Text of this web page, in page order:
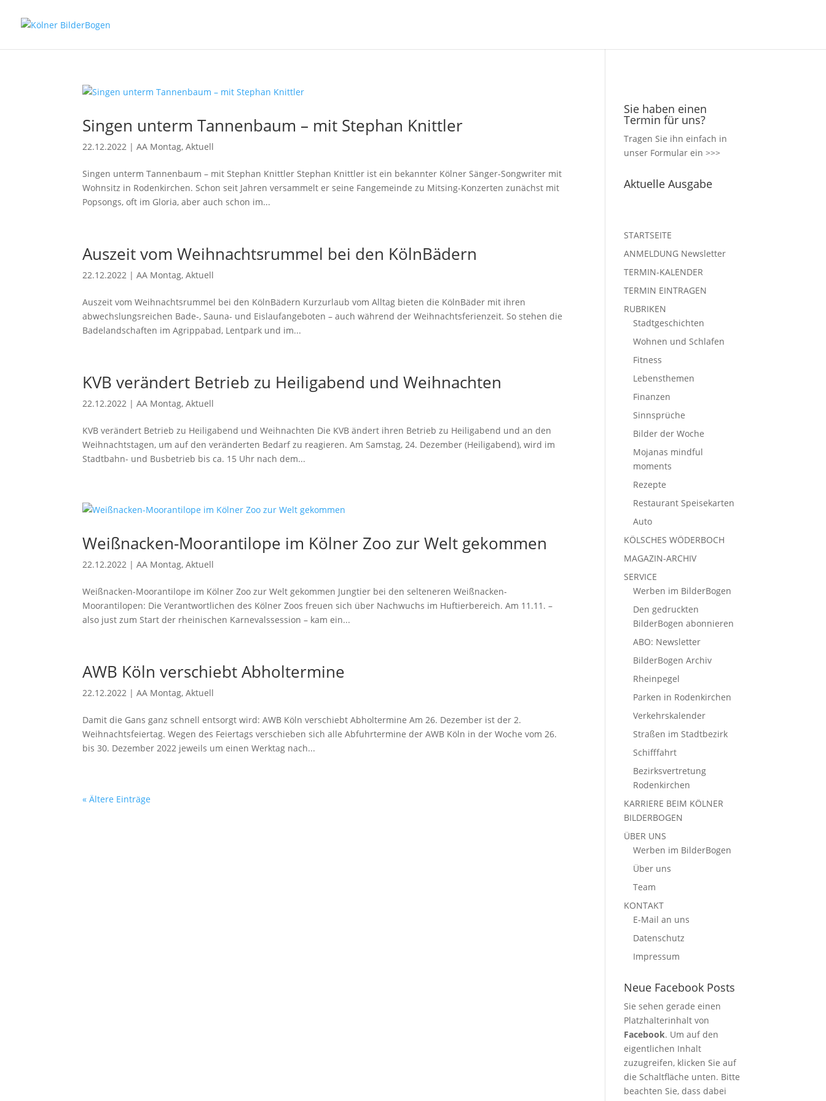
Singen unterm Tannenbaum – mit Stephan Knittler
22.12.2022 |AA Montag,Aktuell
Singen unterm Tannenbaum – mit Stephan Knittler Stephan Knittler ist ein bekannter Kölner Sänger-Songwriter mit
Wohnsitz in Rodenkirchen. Schon seit Jahren versammelt er seine Fangemeinde zu Mitsing-Konzerten zunächst mit
Popsongs, oft im Gloria, aber auch schon im...
Auszeit vom Weihnachtsrummel bei den KölnBädern
22.12.2022 |AA Montag,Aktuell
Auszeit vom Weihnachtsrummel bei den KölnBädern Kurzurlaub vom Alltag bieten die KölnBäder mit ihren
abwechslungsreichen Bade-, Sauna- und Eislaufangeboten – auch während der Weihnachtsferienzeit. So stehen die
Badelandschaften im Agrippabad, Lentpark und im...
KVB verändert Betrieb zu Heiligabend und Weihnachten
22.12.2022 |AA Montag,Aktuell
KVB verändert Betrieb zu Heiligabend und Weihnachten Die KVB ändert ihren Betrieb zu Heiligabend und an den
Weihnachtstagen, um auf den veränderten Bedarf zu reagieren. Am Samstag, 24. Dezember (Heiligabend), wird im
Stadtbahn- und Busbetrieb bis ca. 15 Uhr nach dem...
Weißnacken-Moorantilope im Kölner Zoo zur Welt gekommen
22.12.2022 |AA Montag,Aktuell
Weißnacken-Moorantilope im Kölner Zoo zur Welt gekommen Jungtier bei den selteneren Weißnacken-
Moorantilopen: Die Verantwortlichen des Kölner Zoos freuen sich über Nachwuchs im Huftierbereich. Am 11.11. –
also just zum Start der rheinischen Karnevalssession – kam ein...
AWB Köln verschiebt Abholtermine
22.12.2022 |AA Montag,Aktuell
Damit die Gans ganz schnell entsorgt wird: AWB Köln verschiebt Abholtermine Am 26. Dezember ist der 2.
Weihnachtsfeiertag. Wegen des Feiertags verschieben sich alle Abfuhrtermine der AWB Köln in der Woche vom 26.
bis 30. Dezember 2022 jeweils um einen Werktag nach...
« Ältere Einträge
Sie haben einen
Termin für uns?
Tragen Sie ihn einfach in
unser Formular ein >>>
Aktuelle Ausgabe
STARTSEITE
ANMELDUNG Newsletter
TERMIN-KALENDER
TERMIN EINTRAGEN
RUBRIKEN
Stadtgeschichten
Wohnen und Schlafen
Fitness
Lebensthemen
Finanzen
Sinnsprüche
Bilder der Woche
Mojanas mindful
moments
Rezepte
Restaurant Speisekarten
Auto
KÖLSCHES WÖDERBOCH
MAGAZIN-ARCHIV
SERVICE
Werben im BilderBogen
Den gedruckten
BilderBogen abonnieren
ABO: Newsletter
BilderBogen Archiv
Rheinpegel
Parken in Rodenkirchen
Verkehrskalender
Straßen im Stadtbezirk
Schifffahrt
Bezirksvertretung
Rodenkirchen
KARRIERE BEIM KÖLNER
BILDERBOGEN
ÜBER UNS
Werben im BilderBogen
Über uns
Team
KONTAKT
E-Mail an uns
Datenschutz
Impressum
Neue Facebook Posts
Sie sehen gerade einen
Platzhalterinhalt von
Facebook. Um auf den
eigentlichen Inhalt
zuzugreifen, klicken Sie auf
die Schaltfläche unten. Bitte
beachten Sie, dass dabei